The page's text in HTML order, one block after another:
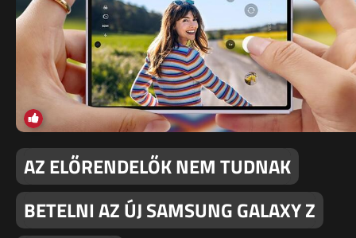
AZ ELŐRENDELŐK NEM TUDNAK
BETELNI AZ ÚJ SAMSUNG GALAXY Z